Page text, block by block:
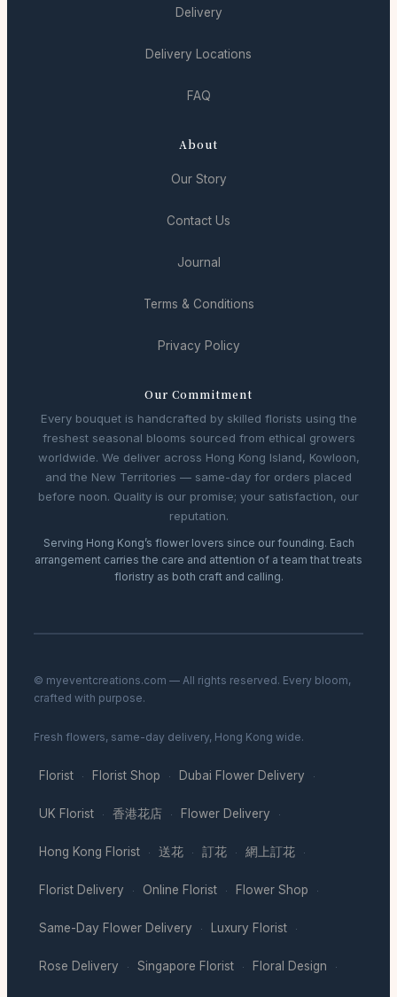
Delivery
Delivery Locations
FAQ
About
Our Story
Contact Us
Journal
Terms & Conditions
Privacy Policy
Our Commitment
Every bouquet is handcrafted by skilled florists using the
freshest seasonal blooms sourced from ethical growers
worldwide. We deliver across Hong Kong Island, Kowloon,
and the New Territories — same-day for orders placed
before noon. Quality is our promise; your satisfaction, our
reputation.
Serving Hong Kong’s flower lovers since our founding. Each
arrangement carries the care and attention of a team that treats
floristry as both craft and calling.
© myeventcreations.com — All rights reserved. Every bloom,
crafted with purpose.
Fresh flowers, same-day delivery, Hong Kong wide.
Florist · Florist Shop · Dubai Flower Delivery ·
UK Florist · 香港花店 · Flower Delivery ·
Hong Kong Florist · 送花 · 訂花 · 網上訂花 ·
Florist Delivery · Online Florist · Flower Shop ·
Same-Day Flower Delivery · Luxury Florist ·
Rose Delivery · Singapore Florist · Floral Design ·